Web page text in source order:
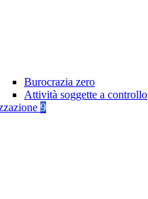
Burocrazia zero
Attività soggette a controllo
9